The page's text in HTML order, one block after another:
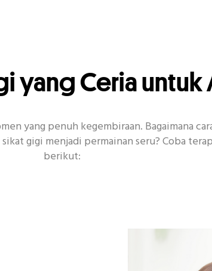
yang Ceria untuk
yang penuh kegembiraan. Bagaimana
gigi menjadi permainan seru? Coba
berikut: